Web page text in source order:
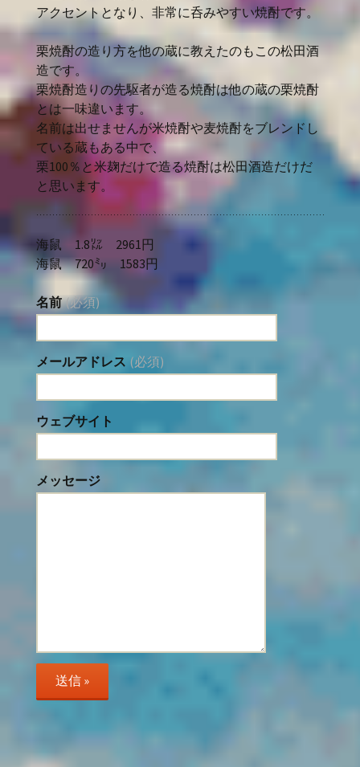
アクセントとなり、非常に呑みやすい焼酎です。
栗焼酎の造り方を他の蔵に教えたのもこの松田酒
造です。
栗焼酎造りの先駆者が造る焼酎は他の蔵の栗焼酎
とは一味違います。
名前は出せませんが米焼酎や麦焼酎をブレンドし
ている蔵もある中で、
栗100％と米麹だけで造る焼酎は松田酒造だけだ
と思います。
海鼠 1.8㍑ 2961円
海鼠 720㍉ 1583円
名前 (必須)
メールアドレス (必須)
ウェブサイト
メッセージ